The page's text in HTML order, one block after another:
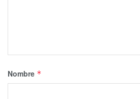
Nombre *